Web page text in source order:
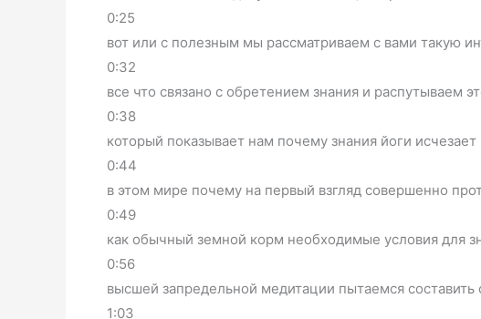
0:25
вот или с полезным мы рассматриваем с вами такую
0:32
все что связано с обретением знания и распутываем
0:38
который показывает нам почему знания йоги
0:44
в этом мире почему на первый взгляд совершенно
0:49
как обычный земной корм необходимые условия для
0:56
высшей запредельной медитации пытаемся составить
1:03